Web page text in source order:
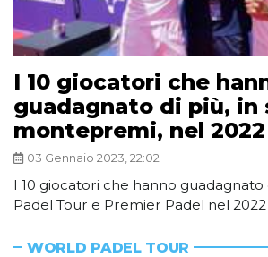
I 10 giocatori che
guadagnato di più, in
montepremi, nel 2022
03 Gennaio 2023, 22:02
I 10 giocatori che hanno
Padel Tour e Premier Padel nel 2022
WORLD PADEL TOUR